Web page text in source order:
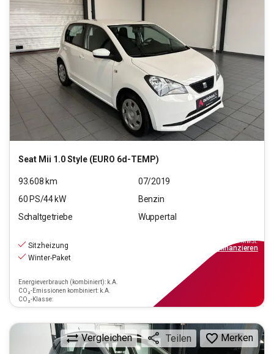
Seat Mii 1.0 Style (EURO 6d-TEMP)
93.608 km
07/2019
60 PS/44kW
Benzin
Schaltgetriebe
Wuppertal
Sitzheizung
Winter-Paket
Energieverbrauch (kombiniert): k.A.
CO₂-Emissionen kombiniert: k.A.
CO₂-Klasse:
inkl.MwSt.
finanzieren
Vergleichen Teilen Merken